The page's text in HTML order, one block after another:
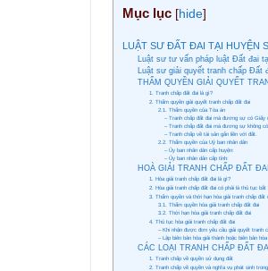
Mục lục [hide]
LUẬT SƯ ĐẤT ĐAI TẠI HUYỆN
Luật sư tư vấn pháp luật Đất đai
Luật sư giải quyết tranh chấp Đất
THẨM QUYỀN GIẢI QUYẾT
1. Tranh chấp đất đai là gì?
2. Thẩm quyền giải quyết tranh chấp đất đai
2.1. Thẩm quyền của Tòa án
– Tranh chấp đất đai mà đương sự có Giấy
– Tranh chấp đất đai mà đương sự không
– Tranh chấp về tài sản gắn liền với đất.
2.2. Thẩm quyền của Uỷ ban nhân dân
– Ủy ban nhân dân cấp huyện:
– Ủy ban nhân dân cấp tỉnh:
HOÀ GIẢI TRANH CHẤP ĐẤT ĐAI
1. Hòa giải tranh chấp đất đai là gì?
2. Hòa giải tranh chấp đất đai có phải là thủ tục bắt
3. Thẩm quyền và thời hạn hòa giải tranh chấp đất
3.1. Thẩm quyền hòa giải tranh chấp đất đai
3.2. Thời hạn hòa giải tranh chấp đất đai
4. Thủ tục hòa giải tranh chấp đất đai
– Khi nhận được đơn yêu cầu giải quyết tranh
– Lập biên bản hòa giải thành hoặc biên bản hòa
CÁC LOẠI TRANH CHẤP ĐẤT ĐAI
1. Tranh chấp về quyền sử dụng đất
2. Tranh chấp về quyền và nghĩa vụ phát sinh